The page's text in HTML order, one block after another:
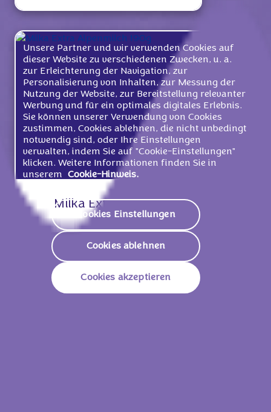
Milka Extra Alpenmilch 190g
Unsere Partner und wir verwenden Cookies auf
dieser Website zu verschiedenen Zwecken, u. a.
zur Erleichterung der Navigation, zur
Personalisierung von Inhalten, zur Messung der
Nutzung der Website, zur Bereitstellung relevanter
Werbung und für ein optimales digitales Erlebnis.
Sie können unserer Verwendung von Cookies
zustimmen, Cookies ablehnen, die nicht unbedingt
notwendig sind, oder Ihre Einstellungen
verwalten, indem Sie auf "Cookie-Einstellungen"
klicken. Weitere Informationen finden Sie in
unserem
Cookie-Hinweis.
Cookies Einstellungen
Cookies ablehnen
Cookies akzeptieren